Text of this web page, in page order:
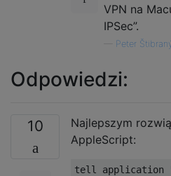
VPN na
IPSec”.
Peter
Odpowiedzi:
10
Najlepszym
AppleScript:
tell application